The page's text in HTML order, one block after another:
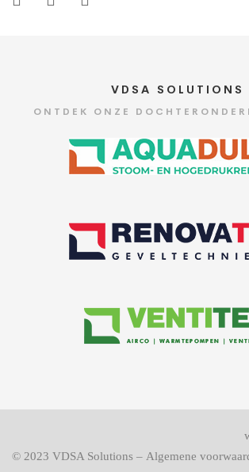
VDSA SOLUTIONS
ONTDEK ONZE
© 2023 VDSA Solutions – Algemene